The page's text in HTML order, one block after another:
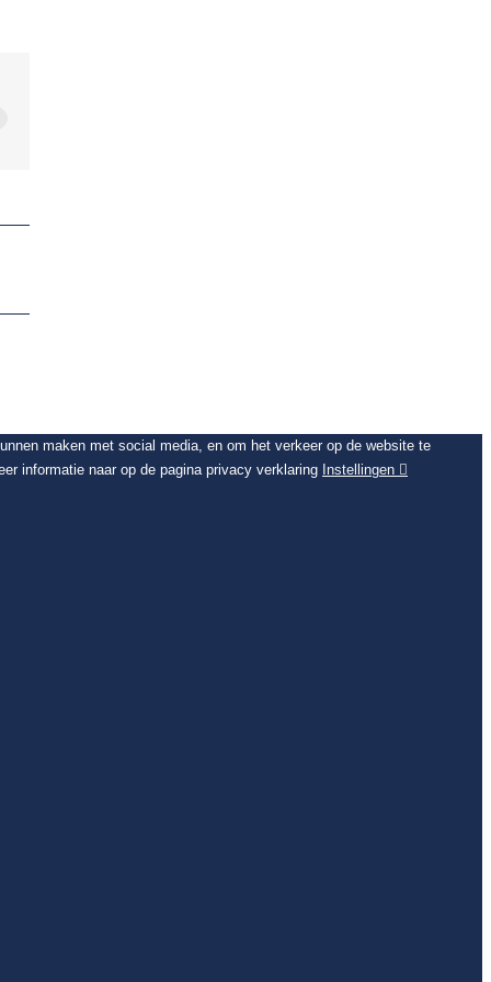
maken met social media, en om het verkeer op de website te
informatie naar op de pagina privacy verklaring Instellingen